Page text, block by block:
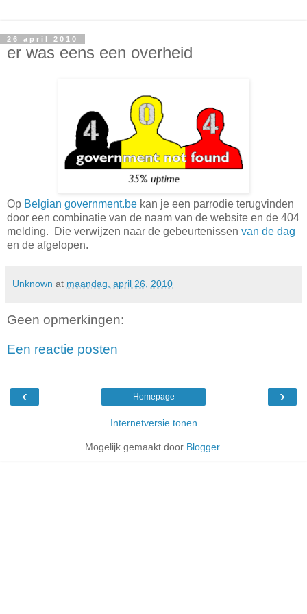
26 april 2010
er was eens een overheid
Op Belgian government.be kan je een parrodie terugvinden
door een combinatie van de naam van de website en de 404
melding. Die verwijzen naar de gebeurtenissen van de dag
en de afgelopen.
Unknown at maandag, april 26, 2010
Geen opmerkingen:
Een reactie posten
‹ ›
Homepage
Internetversie tonen
Mogelijk gemaakt door Blogger.